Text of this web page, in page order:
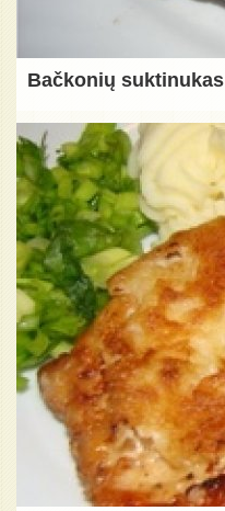
Bačkonių suktinukas